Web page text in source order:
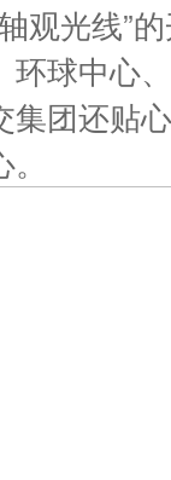
观光线”
环球中
集团还贴